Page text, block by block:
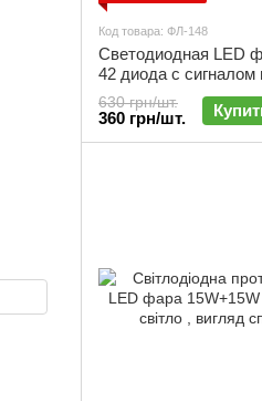
Код товара: ФЛ-148
Светодиодная LED
42 диода с сигналом
(12-24 вольт) | ФЛ-
630 грн/шт.
360 грн/шт.